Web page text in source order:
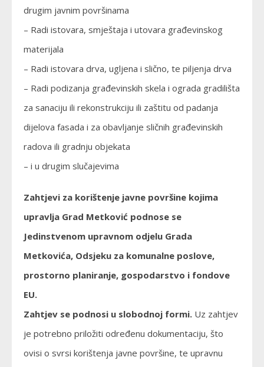
drugim javnim površinama
– Radi istovara, smještaja i utovara građevinskog
materijala
– Radi istovara drva, ugljena i slično, te piljenja drva
– Radi podizanja građevinskih skela i ograda gradilišta
za sanaciju ili rekonstrukciju ili zaštitu od padanja
dijelova fasada i za obavljanje sličnih građevinskih
radova ili gradnju objekata
– i u drugim slučajevima
Zahtjevi za korištenje javne površine kojima
upravlja Grad Metković podnose se
Jedinstvenom upravnom odjelu Grada
Metkovića, Odsjeku za komunalne poslove,
prostorno planiranje, gospodarstvo i fondove
EU.
Zahtjev se podnosi u slobodnoj formi. Uz zahtjev
je potrebno priložiti određenu dokumentaciju, što
ovisi o svrsi korištenja javne površine, te upravnu